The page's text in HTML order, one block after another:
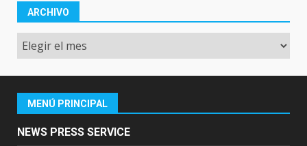
ARCHIVO
Archivo
MENÚ PRINCIPAL
NEWS PRESS SERVICE